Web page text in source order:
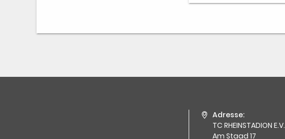
Adresse:
TC RHEINSTADION E.V.
Am Staad 17